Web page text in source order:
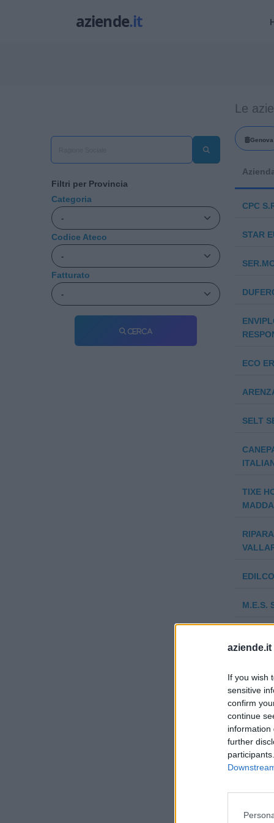
aziende.it
If you wish
sensitive
confirm
continue
information
further
Filtri per Provincia
Categoria
Codice Ateco
Fatturato
Cerca
Le
Genova
CPC
STAR
ECO
SELT
TIXE
M.E.S.
E
D & P
I.L.